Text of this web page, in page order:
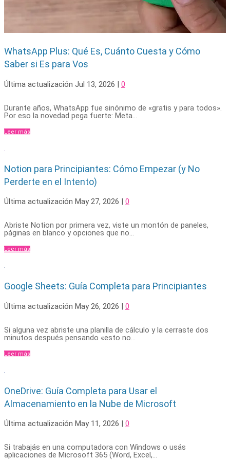
WhatsApp Plus: Qué Es, Cuánto Cuesta y Cómo
Saber si Es para Vos
Última actualización Jul 13, 2026 | 0
Durante años, WhatsApp fue sinónimo de «gratis y para todos».
Por eso la novedad pega fuerte: Meta...
Leer más
Notion para Principiantes: Cómo Empezar (y No
Perderte en el Intento)
Última actualización May 27, 2026 | 0
Abriste Notion por primera vez, viste un montón de paneles,
páginas en blanco y opciones que no...
Leer más
Google Sheets: Guía Completa para Principiantes
Última actualización May 26, 2026 | 0
Si alguna vez abriste una planilla de cálculo y la cerraste dos
minutos después pensando «esto no...
Leer más
OneDrive: Guía Completa para Usar el
Almacenamiento en la Nube de Microsoft
Última actualización May 11, 2026 | 0
Si trabajás en una computadora con Windows o usás
aplicaciones de Microsoft 365 (Word, Excel,...